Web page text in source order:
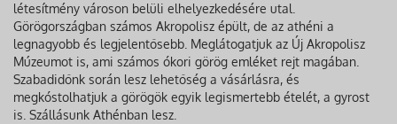
létesítmény városon belüli elhelyezkedésére utal.
Görögországban számos Akropolisz épült, de az athéni a
legnagyobb és legjelentősebb. Meglátogatjuk az Új Akropolisz
Múzeumot is, ami számos ókori görög emléket rejt magában.
Szabadidőnk során lesz lehetőség a vásárlásra, és
megkóstolhatjuk a görögök egyik legismertebb ételét, a gyrost
is. Szállásunk Athénban lesz.